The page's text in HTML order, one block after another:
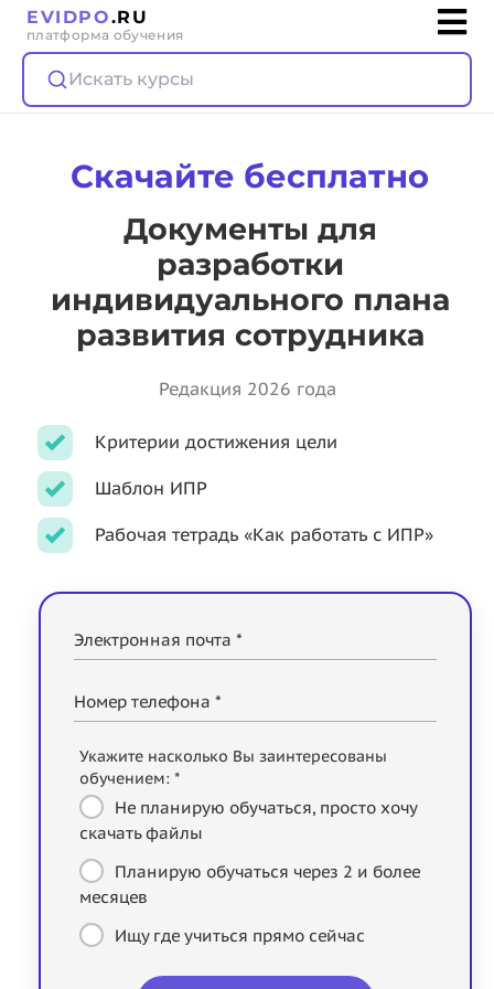
EVIDPO.RU
платформа обучения
Искать курсы
Скачайте бесплатно
Документы для
разработки
индивидуального плана
развития сотрудника
Редакция 2026 года
Критерии достижения цели
Шаблон ИПР
Рабочая тетрадь «Как работать с ИПР»
Электронная почта *
Номер телефона *
Укажите насколько Вы заинтересованы
обучением: *
Не планирую обучаться, просто хочу
скачать файлы
Планирую обучаться через 2 и более
месяцев
Ищу где учиться прямо сейчас